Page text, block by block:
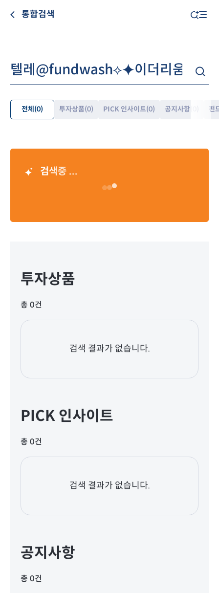
통합검색
전체 (0) 투자상품(0) PICK 인사이트(0) 공지사항 펀
검색중 ...
Loading…
투자상품
총 0건
검색 결과가 없습니다.
PICK 인사이트
총 0건
검색 결과가 없습니다.
공지사항
총 0건